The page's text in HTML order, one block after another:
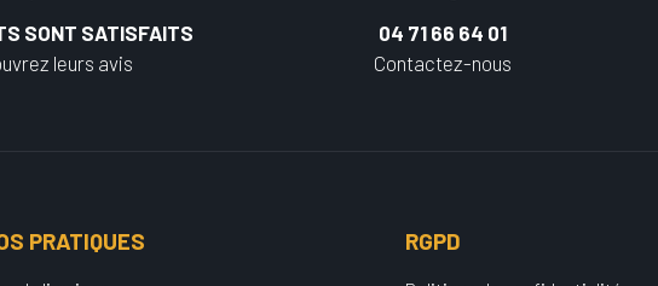
SONT SATISFAITS
leurs avis
04 71 66 64 01
Contactez-nous
PRATIQUES RGPD